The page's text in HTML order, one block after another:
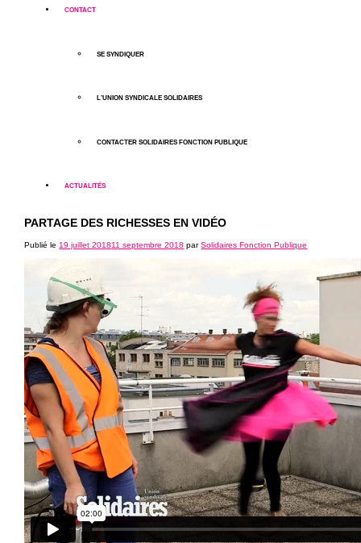
CONTACT
SE SYNDIQUER
L’UNION SYNDICALE SOLIDAIRES
CONTACTER SOLIDAIRES FONCTION PUBLIQUE
ACTUALITÉS
PARTAGE DES RICHESSES EN VIDÉO
Publié le 19 juillet 201811 septembre 2018 parSolidaires Fonction Publique